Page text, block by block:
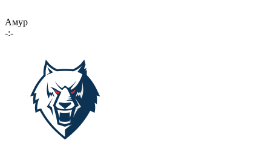
Амур
-:-